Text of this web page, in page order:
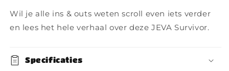
Wil je alle ins & outs weten scroll even iets verder
en lees het hele verhaal over deze JEVA Survivor.
Specificaties